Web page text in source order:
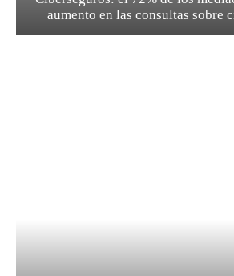
aumento en las consultas sobre